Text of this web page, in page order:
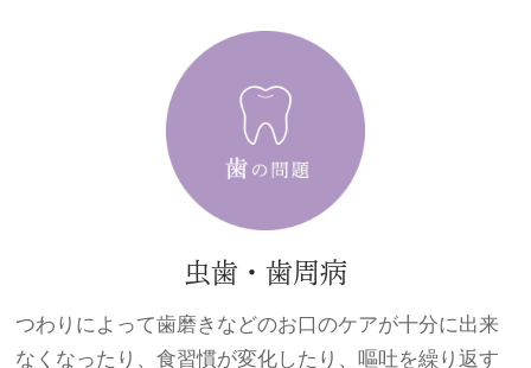
虫歯・歯周病
つわりによって歯磨きなどのお口のケアが十分に出来
なくなったり、食習慣が変化したり、嘔吐を繰り返す